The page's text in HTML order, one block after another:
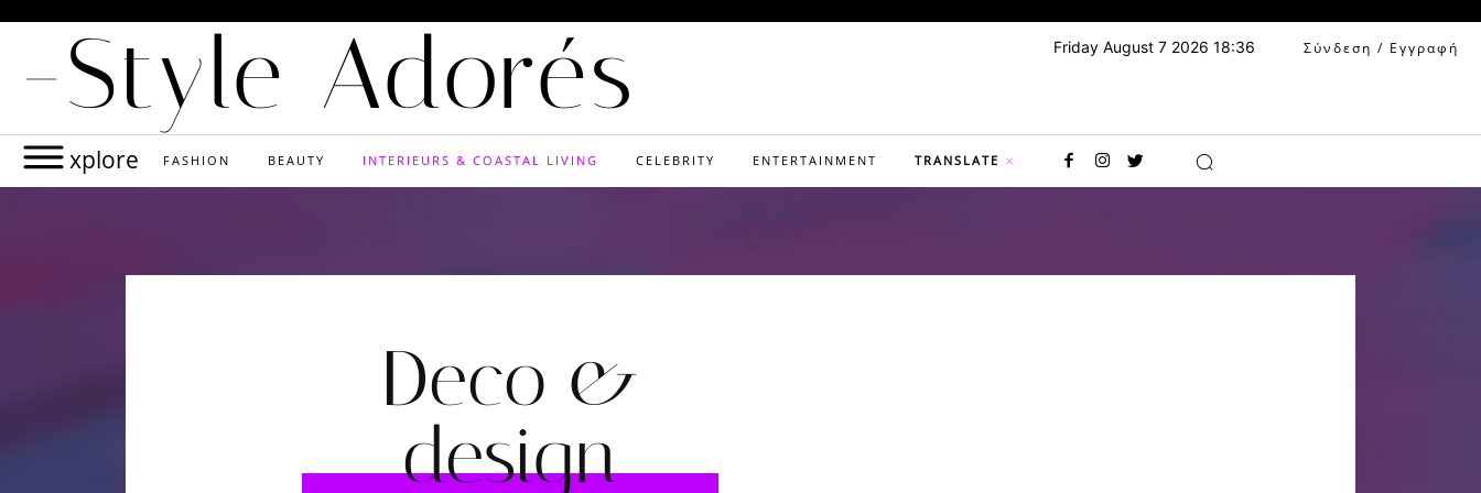
Friday August 7 2026 18:36 Σύνδεση / Εγγραφή
-Style Adorés
xplore FASHION BEAUTY INTERIEURS & COASTAL LIVING CELEBRITY ENTERTAINMENT TRANSLATE
Deco &
design